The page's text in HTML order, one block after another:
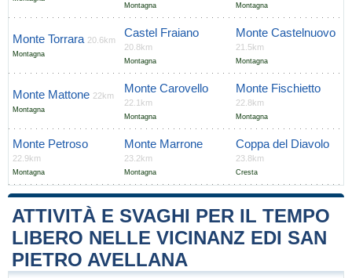
Montagna Montagna
Monte Torrara 20.6km
Montagna
Castel Fraiano
20.8km
Montagna
Monte Castelnuovo
21.5km
Montagna
Monte Mattone 22km
Montagna
Monte Carovello
22.1km
Montagna
Monte Fischietto
22.8km
Montagna
Monte Petroso
22.9km
Montagna
Monte Marrone
23.2km
Montagna
Coppa del Diavolo
23.8km
Cresta
ATTIVITÀ E SVAGHI PER IL TEMPO
LIBERO NELLE VICINANZ EDI SAN
PIETRO AVELLANA